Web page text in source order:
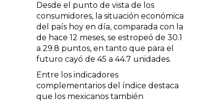
Desde el punto de vista de los
consumidores, la situación económica
del país hoy en día, comparada con la
de hace 12 meses, se estropeó de 30.1
a 29.8 puntos, en tanto que para el
futuro cayó de 45 a 44.7 unidades.
Entre los indicadores
complementarios del índice destaca
que los mexicanos también